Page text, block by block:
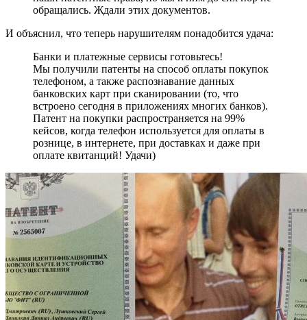
обращались. Ждали этих документов.
И объяснил, что теперь нарушителям понадобится удача:
Банки и платежные сервисы готовьтесь!
Мы получили патенты на способ оплаты покупок
телефоном, а также распознавание данных
банковских карт при сканировании (то, что
встроено сегодня в приложениях многих банков).
Патент на покупки распространяется на 99%
кейсов, когда телефон используется для оплаты в
рознице, в интернете, при доставках и даже при
оплате квитанций! Удачи)